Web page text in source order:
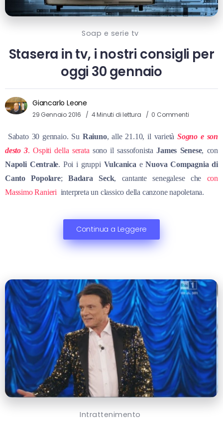
Soap e serie tv
Stasera in tv, i nostri consigli per
oggi 30 gennaio
Giancarlo Leone
29 Gennaio 2016 4 Minuti di lettura 0 Commenti
Sabato 30 gennaio. Su Raiuno, alle 21.10, il varietà Sogno e son
desto 3. Ospiti della serata sono il sassofonistaJames Senese, con
Napoli Centrale. Poi i gruppi Vulcanica eNuova Compagnia di
Canto Popolare; Badara Seck, cantante senegalese che con
Massimo Ranieri interpreta un classico della canzone napoletana.
Continua a Leggere
Intrattenimento